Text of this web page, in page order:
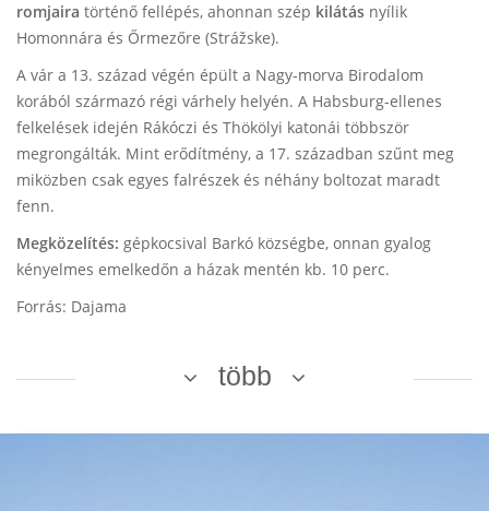
romjaira történő fellépés, ahonnan szép kilátás nyílik
Homonnára és Őrmezőre (Strážske).
A vár a 13. század végén épült a Nagy-morva Birodalom
korából származó régi várhely helyén. A Habsburg-ellenes
felkelések idején Rákóczi és Thökölyi katonái többször
megrongálták. Mint erődítmény, a 17. században szűnt meg
miközben csak egyes falrészek és néhány boltozat maradt
fenn.
Megközelítés: gépkocsival Barkó községbe, onnan gyalog
kényelmes emelkedőn a házak mentén kb. 10 perc.
Forrás: Dajama
több